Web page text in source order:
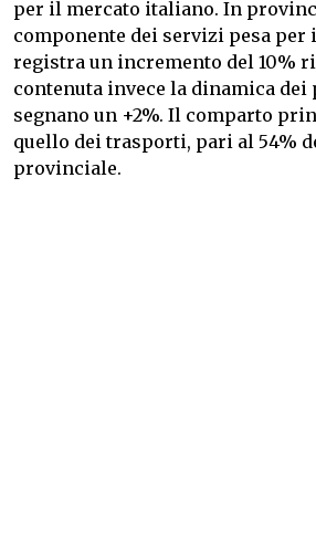
per il mercato italiano. In
componente dei servizi pesa per
registra un incremento del 10%
contenuta invece la dinamica dei
segnano un +2%. Il comparto
quello dei trasporti, pari al 54%
provinciale.